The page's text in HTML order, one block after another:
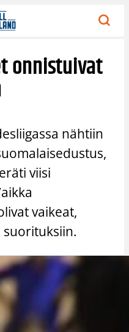
onnistuivat
nähtiin
viisi
vaikeat,
suorituksiin.